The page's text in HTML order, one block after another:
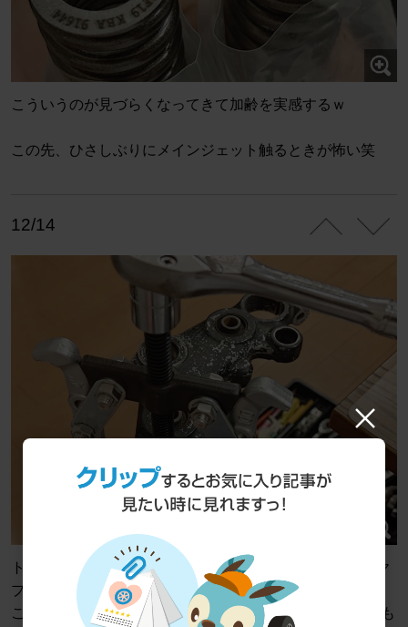
こういうのが見づらくなってきて加齢を実感するｗ
この先、ひさしぶりにメインジェット触るときが怖い笑
12/14
トップキャップを嵌めておしまい。トップブリッジとギヤ
プーラーを使うと分解も組み立てもラクチンです。
このギヤプーラーはSTRAIGHTで2000円ぐらいで買えるも